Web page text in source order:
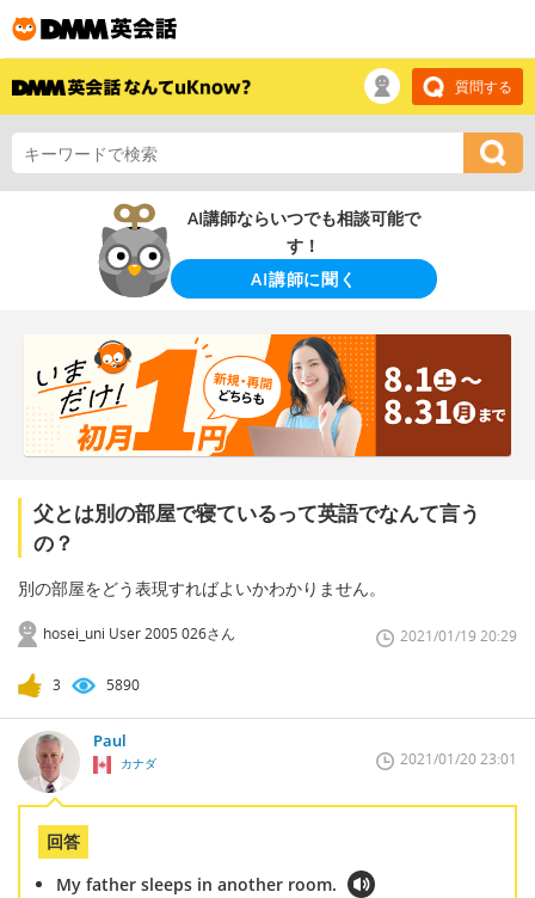
質問する
AI講師ならいつでも相談可能で
す！
AI講師に聞く
父とは別の部屋で寝ているって英語でなんて言う
の？
別の部屋をどう表現すればよいかわかりません。
hosei_uni User 2005 026さん 2021/01/19 20:29
3 5890
Paul
カナダ 2021/01/20 23:01
回答
My father sleeps in another room.